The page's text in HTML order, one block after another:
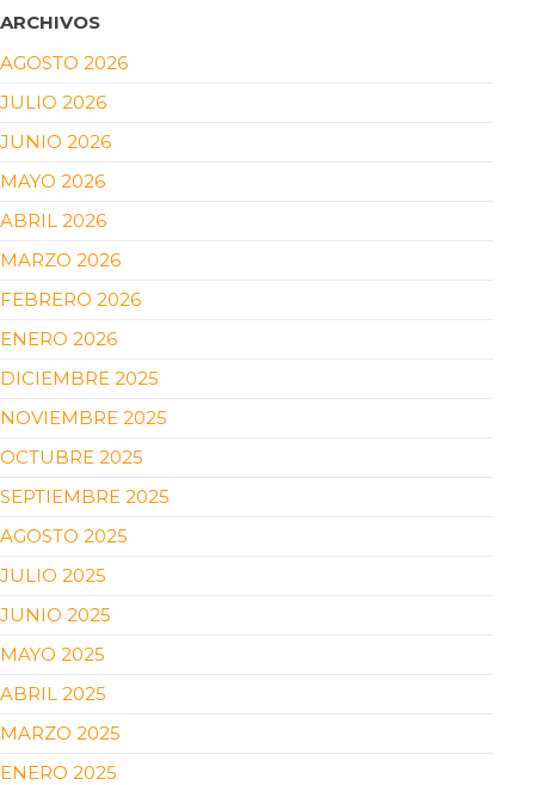
ARCHIVOS
AGOSTO 2026
JULIO 2026
JUNIO 2026
MAYO 2026
ABRIL 2026
MARZO 2026
FEBRERO 2026
ENERO 2026
DICIEMBRE 2025
NOVIEMBRE 2025
OCTUBRE 2025
SEPTIEMBRE 2025
AGOSTO 2025
JULIO 2025
JUNIO 2025
MAYO 2025
ABRIL 2025
MARZO 2025
ENERO 2025